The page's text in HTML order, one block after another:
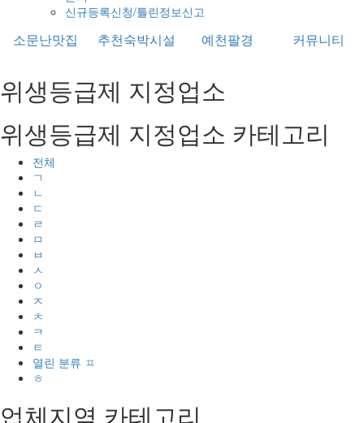
신규등록신청/틀린정보신고
소문난맛집 추천숙박시설 예천팔경 커뮤니티
위생등급제 지정업소
위생등급제 지정업소 카테고리
전체
ㄱ
ㄴ
ㄷ
ㄹ
ㅁ
ㅂ
ㅅ
ㅇ
ㅈ
ㅊ
ㅋ
ㅌ
열린 분류 ㅍ
ㅎ
업체지역 카테고리